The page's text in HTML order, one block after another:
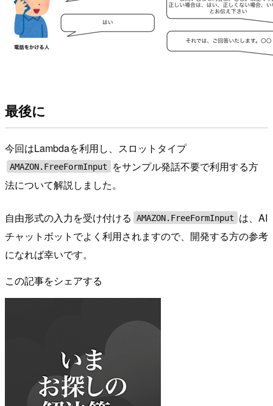
最後に
今回はLambdaを利用し、スロットタイプ
AMAZON.FreeFormInput
をサンプル発話不要で利用する方
法について解説しました。
自由形式の入力を受け付ける AMAZON.FreeFormInput
は、AI
チャットボットでよく利用されますので、開発する方の参考
になれば幸いです。
この記事をシェアする